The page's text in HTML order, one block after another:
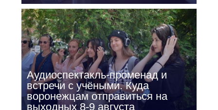
Аудиоспектакль-променад и
встречи с учёными. Куда
воронежцам отправиться на
выходных 8-9 августа